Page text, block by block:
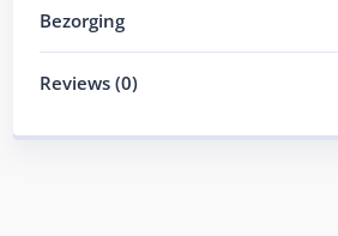
Bezorging
Reviews (0)